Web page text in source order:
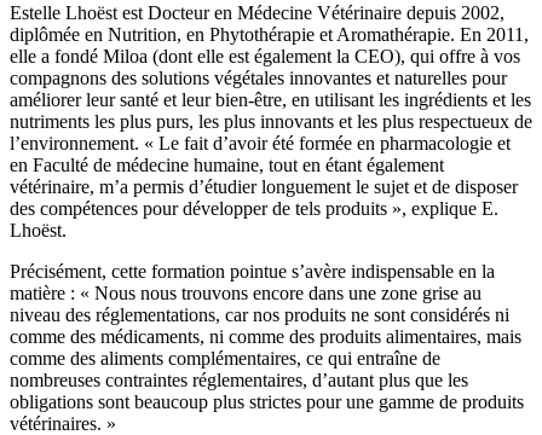
Estelle Lhoëst est Docteur en Médecine Vétérinaire depuis 2002,
diplômée en Nutrition, en Phytothérapie et Aromathérapie. En 2011,
elle a fondé Miloa (dont elle est également la CEO), qui offre à vos
compagnons des solutions végétales innovantes et naturelles pour
améliorer leur santé et leur bien-être, en utilisant les ingrédients et les
nutriments les plus purs, les plus innovants et les plus respectueux de
l’environnement. « Le fait d’avoir été formée en pharmacologie et
en Faculté de médecine humaine, tout en étant également
vétérinaire, m’a permis d’étudier longuement le sujet et de disposer
des compétences pour développer de tels produits », explique E.
Lhoëst.
Précisément, cette formation pointue s’avère indispensable en la
matière : « Nous nous trouvons encore dans une zone grise au
niveau des réglementations, car nos produits ne sont considérés ni
comme des médicaments, ni comme des produits alimentaires, mais
comme des aliments complémentaires, ce qui entraîne de
nombreuses contraintes réglementaires, d’autant plus que les
obligations sont beaucoup plus strictes pour une gamme de produits
vétérinaires. »